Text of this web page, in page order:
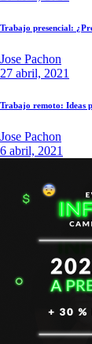
Trabajo presencial:
Jose Pachon
27 abril, 2021
Trabajo remoto: Ideas
Jose Pachon
6 abril, 2021